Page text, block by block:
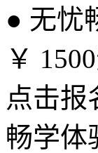
● 无忧
￥
点击报
畅学体